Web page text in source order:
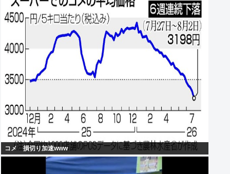
コメ 損切り加速www